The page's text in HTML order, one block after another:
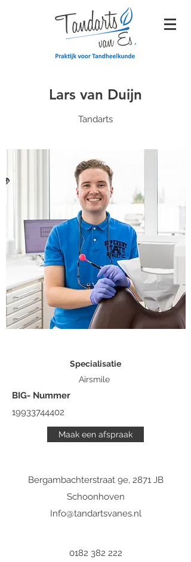
Lars van Duijn
Tandarts
Specialisatie
Airsmile
BIG- Nummer
19933744402
Maak een afspraak
Bergambachterstraat 9e, 2871 JB
Schoonhoven
Info@tandartsvanes.nl
0182 382 222